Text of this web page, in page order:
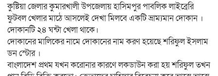
কুষ্টিয়া জেলার কুমারখালী উপজেলায় হাসিমপুর পাবলিক লাইব্রেরি
ফুটবল খেলার মাঠে আসলেই দেখা মিলবে একটি ভ্রাম্যমান দোকান ।
দোকানটি ২৪ ঘন্টা খেলা থাকে।
দোকানের মালিকের নামে দোকানের নাম করণ হয়েছে শরিফুল ইসলাম
ডন স্টোর ।
বাংলাদেশ প্রথম যখন করোনার কারণে লকডাউন করা হয় শরিফুল তখন